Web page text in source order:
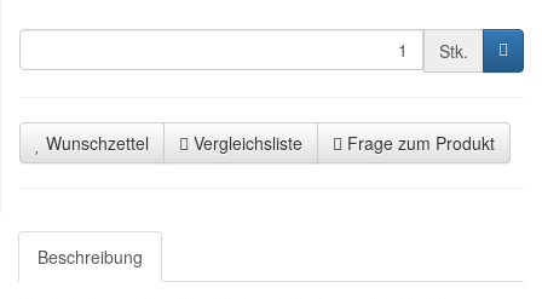
Stk.
Wunschzettel Vergleichsliste Frage zum Produkt
Beschreibung